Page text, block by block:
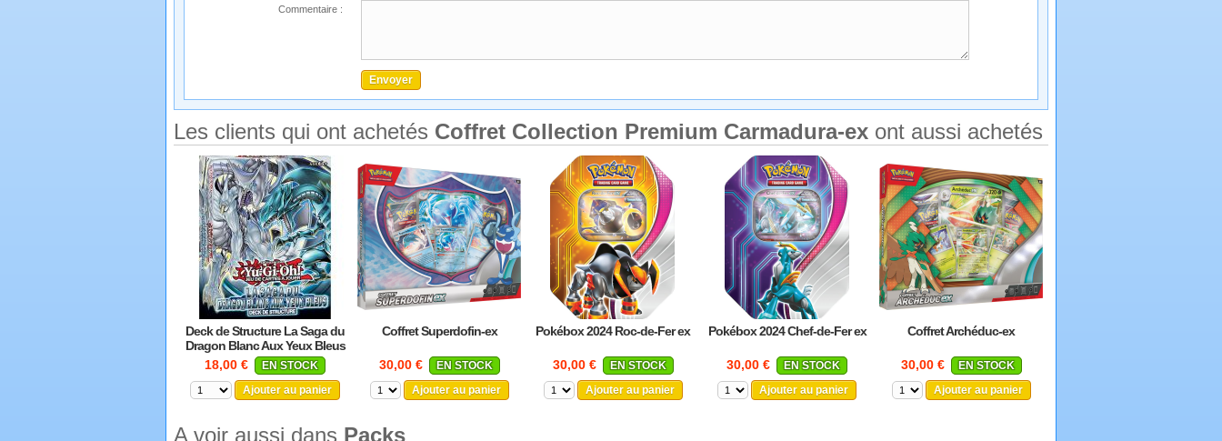
Commentaire :
Les clients qui ont achetés Coffret Collection Premium Carmadura-ex ont aussi achetés
Deck de Structure La Saga du
Dragon Blanc Aux Yeux Bleus
18,00 €
EN STOCK
Ajouter au panier
Coffret Superdofin-ex
30,00 €
EN STOCK
Ajouter au panier
Pokébox 2024 Roc-de-Fer ex
30,00 €
EN STOCK
Ajouter au panier
Pokébox 2024 Chef-de-Fer ex
30,00 €
EN STOCK
Ajouter au panier
Coffret Archéduc-ex
30,00 €
EN STOCK
Ajouter au panier
A voir aussi dans Packs